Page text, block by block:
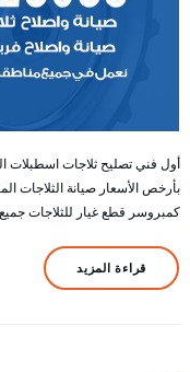
أول فني تصليح ثلاجات اسطبلات
بأرخص الأسعار صيانة الثلاجات
كمبروسر قطع غيار للثلاجات جميع
قراءة المزيد